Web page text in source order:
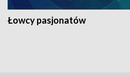
Łowcy pasjonatów